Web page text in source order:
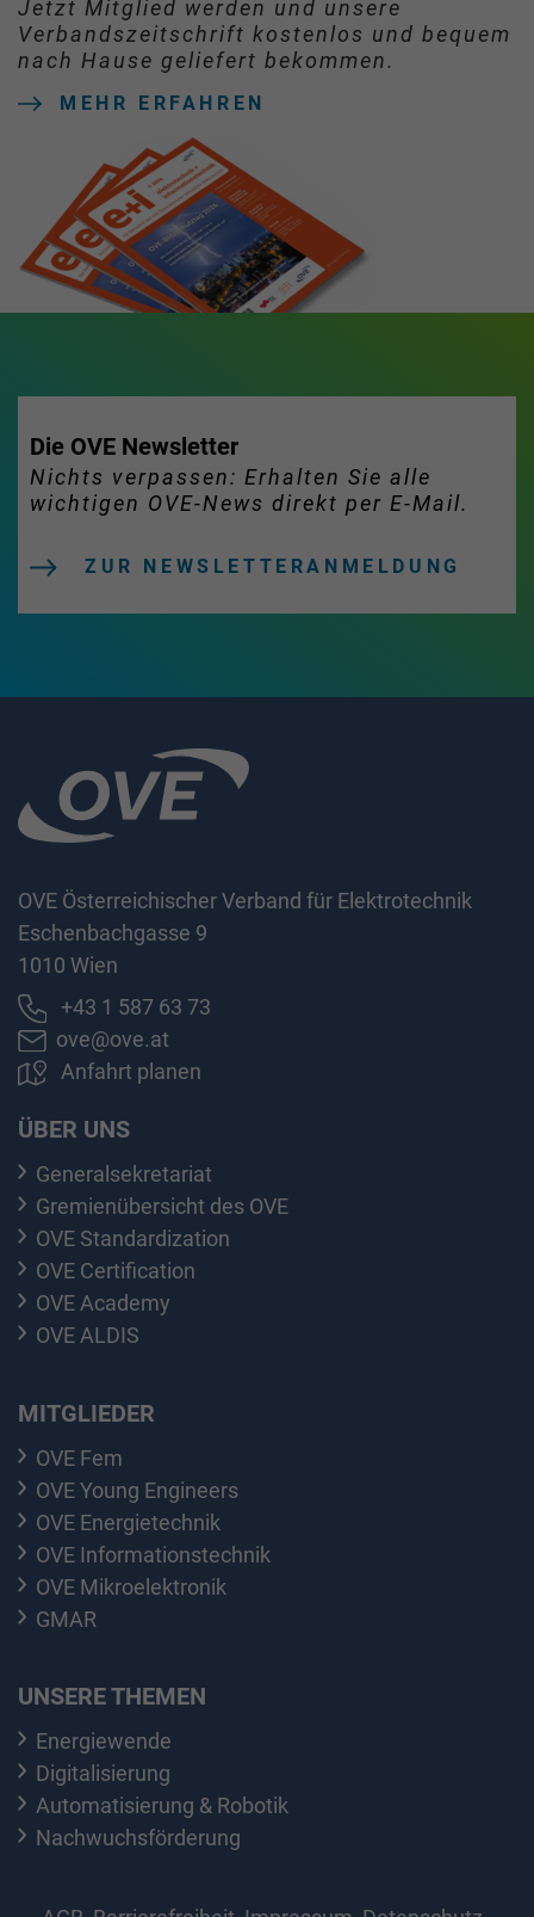
Jetzt Mitglied werden und unsere
Verbandszeitschrift kostenlos und bequem
nach Hause geliefert bekommen.
MEHR ERFAHREN
Die OVE Newsletter
Nichts verpassen: Erhalten Sie alle
wichtigen OVE-News direkt per E-Mail.
ZUR NEWSLETTERANMELDUNG
OVE Österreichischer Verband für Elektrotechnik
Eschenbachgasse 9
1010 Wien
+43 1 587 63 73
ove@ove.at
Anfahrt planen
ÜBER UNS
Generalsekretariat
Gremienübersicht des OVE
OVE Standardization
OVE Certification
OVE Academy
OVE ALDIS
MITGLIEDER
OVE Fem
OVE Young Engineers
OVE Energietechnik
OVE Informationstechnik
OVE Mikroelektronik
GMAR
UNSERE THEMEN
Energiewende
Digitalisierung
Automatisierung & Robotik
Nachwuchsförderung